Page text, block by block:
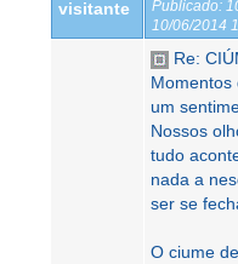
visitante Publicado:
10/06/2014
Re:
Momentos
um
Nossos
tudo
nada a
ser se
O ciume